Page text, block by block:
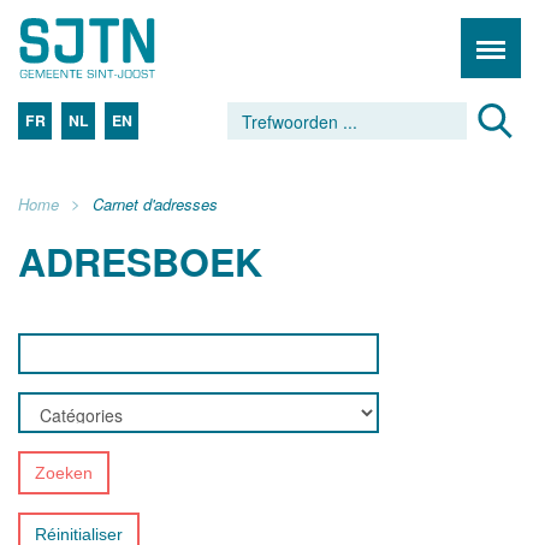
FR NL EN
Home Carnet d'adresses
ADRESBOEK
Zoeken
Réinitialiser